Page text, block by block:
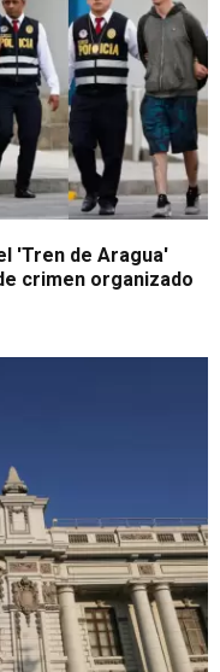
'Tren de Aragua'
crimen organizado